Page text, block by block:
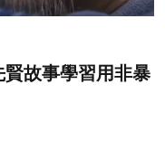
故事學習用非暴